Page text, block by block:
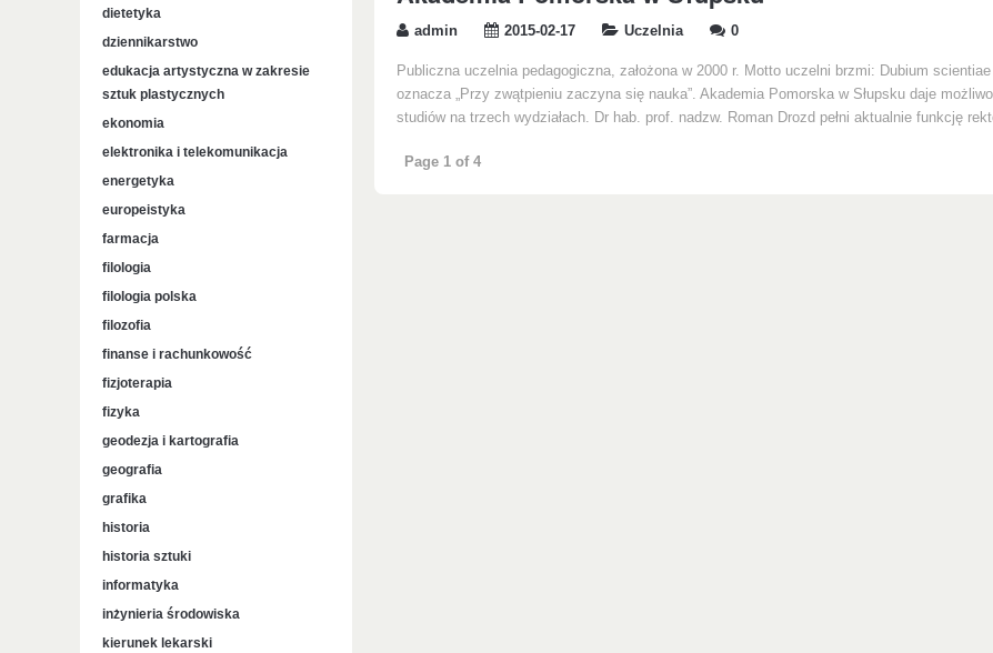
admin 2015-02-17 Uczelnia 0
Publiczna uczelnia pedagogiczna, założona w 2000 r. Motto uczelni brzmi: Dubium
oznacza „Przy zwątpieniu zaczyna się nauka”. Akademia Pomorska w Słupsku daje
studiów na trzech wydziałach. Dr hab. prof. nadzw. Roman Drozd pełni aktualnie funkcję
Page 1 of 4
dietetyka
dziennikarstwo
edukacja artystyczna w zakresie
sztuk plastycznych
ekonomia
elektronika i telekomunikacja
energetyka
europeistyka
farmacja
filologia
filologia polska
filozofia
finanse i rachunkowość
fizjoterapia
fizyka
geodezja i kartografia
geografia
grafika
historia
historia sztuki
informatyka
inżynieria środowiska
kierunek lekarski